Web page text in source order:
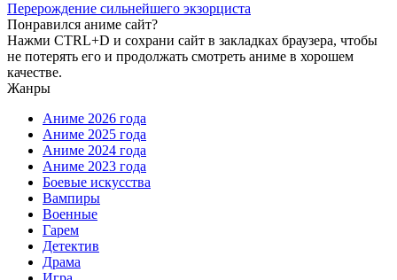
Перерождение сильнейшего экзорциста
Понравился аниме сайт?
Нажми CTRL+D и сохрани сайт в закладках браузера, чтобы
не потерять его и продолжать смотреть аниме в хорошем
качестве.
Жанры
Аниме 2026 года
Аниме 2025 года
Аниме 2024 года
Аниме 2023 года
Боевые искусства
Вампиры
Военные
Гарем
Детектив
Драма